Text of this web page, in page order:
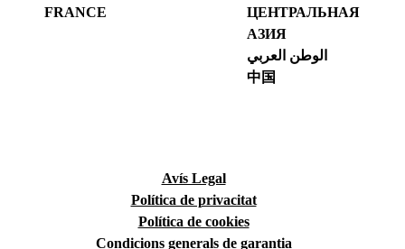
FRANCE
ЦЕНТРАЛЬНАЯ
АЗИЯ
الوطن العربي
中国
Avís Legal
Política de privacitat
Política de cookies
Condicions generals de garantia